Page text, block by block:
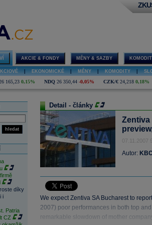
AKCIE & FONDY MĚNY & SAZBY
EKONOMICKÉ MĚNY KOMODITY
165,23 0,15% NDQ 26 350,44 -0,05% CZK/€ 24,218 0,18%
hledat
díky
i
Patria
CZ
Detail - články
Zentiva
07.11.2007
Autor:
We expect Zentiva SA Bucharest to
2007) poor performances in both top
remarkable slowdown of mother